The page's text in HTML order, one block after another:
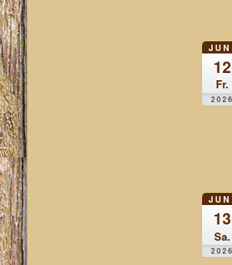
12
Fr.
2026
13
Sa.
2026